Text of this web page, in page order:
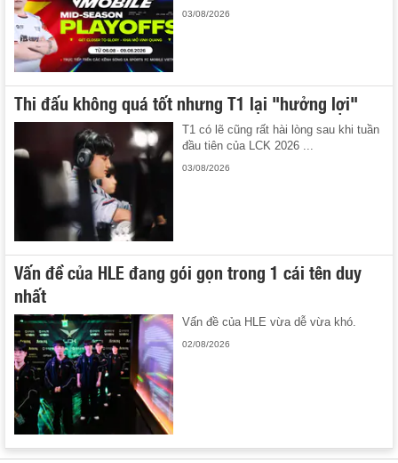
03/08/2026
Thi đấu không quá tốt nhưng T1 lại "hưởng lợi"
T1 có lẽ cũng rất hài lòng sau khi tuần
đầu tiên của LCK 2026 ...
03/08/2026
Vấn đề của HLE đang gói gọn trong 1 cái tên duy
nhất
Vấn đề của HLE vừa dễ vừa khó.
02/08/2026